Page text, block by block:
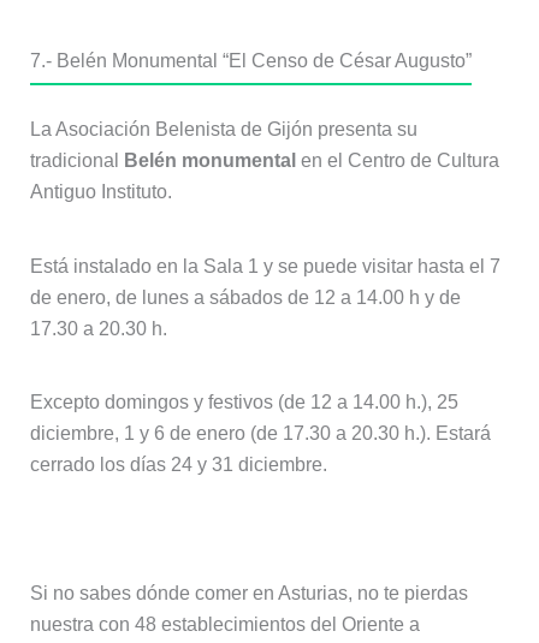
7.- Belén Monumental “El Censo de César Augusto”
La Asociación Belenista de Gijón presenta su
tradicional
Belén monumental en el Centro de Cultura
Antiguo Instituto.
Está instalado en la Sala 1 y se puede visitar hasta el 7
de enero, de lunes a sábados de 12 a 14.00 h y de
17.30 a 20.30 h.
Excepto domingos y festivos (de 12 a 14.00 h.), 25
diciembre, 1 y 6 de enero (de 17.30 a 20.30 h.). Estará
cerrado los días 24 y 31 diciembre.
Si no sabes dónde comer en Asturias, no te pierdas
nuestra con 48 establecimientos del Oriente a